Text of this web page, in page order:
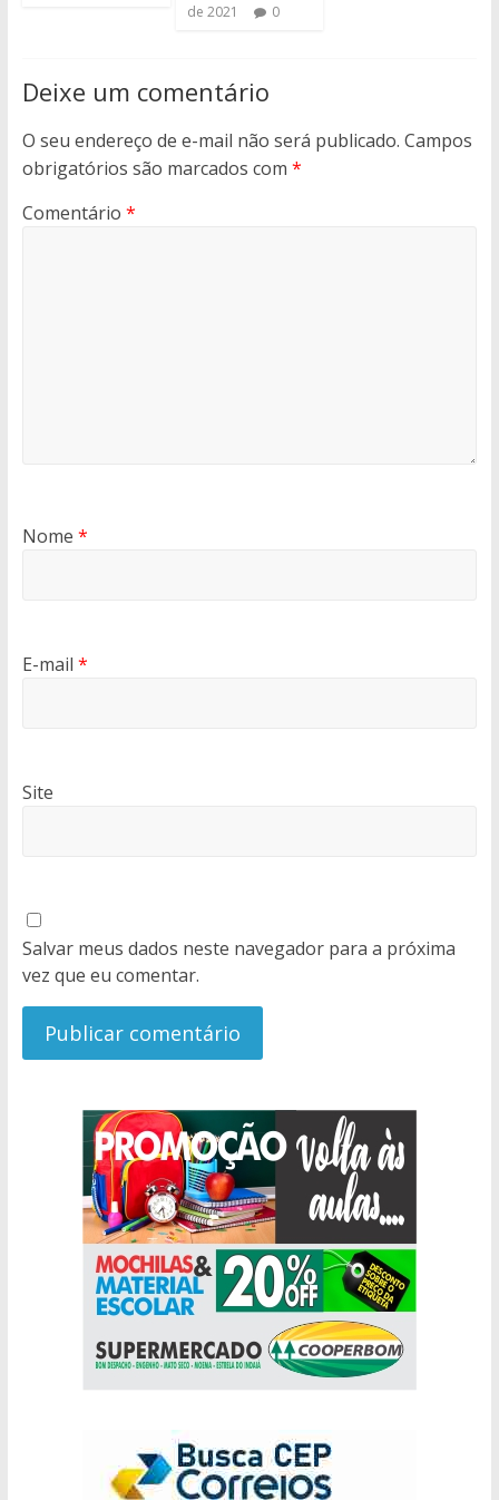
de 2021
0
Deixe um comentário
O seu endereço de e-mail não será publicado. Campos
obrigatórios são marcados com *
Comentário *
Nome *
E-mail *
Site
Salvar meus dados neste navegador para a próxima
vez que eu comentar.